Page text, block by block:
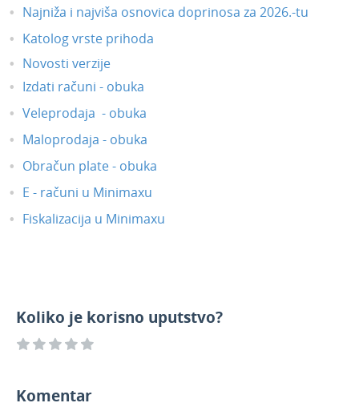
Najniža i najviša osnovica doprinosa za 2026.-tu
Katolog vrste prihoda
Novosti verzije
Izdati računi - obuka
Veleprodaja - obuka
Maloprodaja - obuka
Obračun plate - obuka
E - računi u Minimaxu
Fiskalizacija u Minimaxu
Koliko je korisno uputstvo?
Komentar